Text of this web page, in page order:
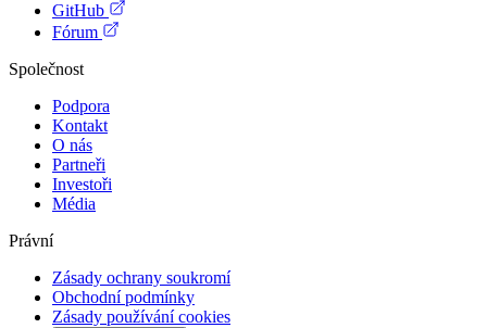
GitHub
Fórum
Společnost
Podpora
Kontakt
O nás
Partneři
Investoři
Média
Právní
Zásady ochrany soukromí
Obchodní podmínky
Zásady používání cookies